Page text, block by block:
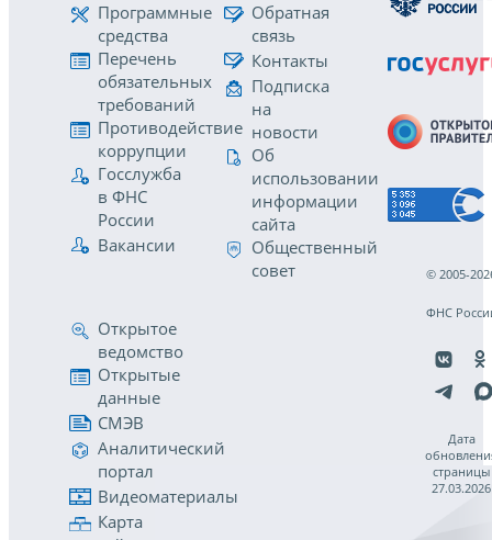
Программные
средства
Перечень
обязательных
требований
Противодействие
коррупции
Госслужба
в ФНС
России
Вакансии
Обратная
связь
Контакты
Подписка
на
новости
Об
использовании
информации
сайта
Общественный
совет
Открытое
ведомство
Открытые
данные
СМЭВ
Аналитический
портал
Видеоматериалы
Карта
© 2005-
ФНС
Дата
страницы
27.03.2026